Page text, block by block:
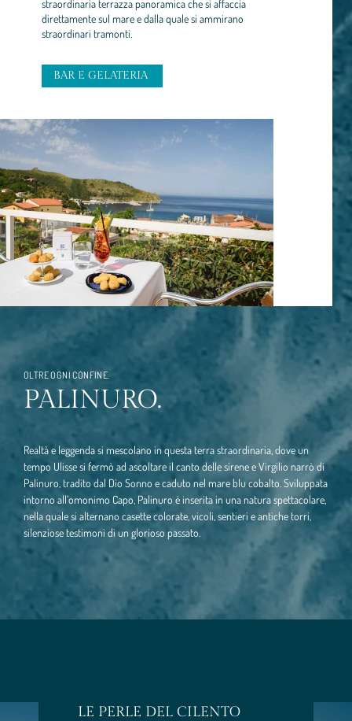
straordinaria terrazza panoramica che si affaccia
direttamente sul mare e dalla quale si ammirano
straordinari tramonti.
BAR E GELATERIA
OLTRE OGNI CONFINE.
PALINURO.
Realtà e leggenda si mescolano in questa terra straordinaria, dove un
tempo Ulisse si fermò ad ascoltare il canto delle sirene e Virgilio narrò di
Palinuro, tradito dal Dio Sonno e caduto nel mare blu cobalto. Sviluppata
intorno all’omonimo Capo, Palinuro è inserita in una natura spettacolare,
nella quale si alternano casette colorate, vicoli, sentieri e antiche torri,
silenziose testimoni di un glorioso passato.
LE PERLE DEL CILENTO